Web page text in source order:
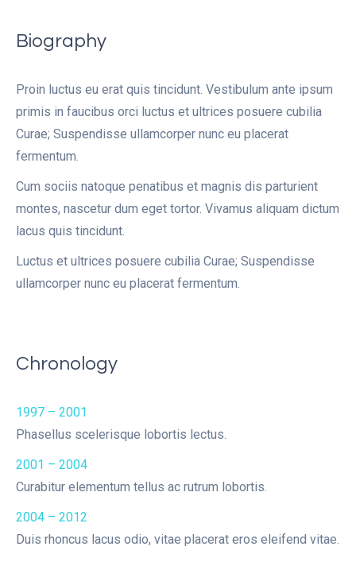
Biography
Proin luctus eu erat quis tincidunt. Vestibulum ante ipsum
primis in faucibus orci luctus et ultrices posuere cubilia
Curae; Suspendisse ullamcorper nunc eu placerat
fermentum.
Cum sociis natoque penatibus et magnis dis parturient
montes, nascetur dum eget tortor. Vivamus aliquam dictum
lacus quis tincidunt.
Luctus et ultrices posuere cubilia Curae; Suspendisse
ullamcorper nunc eu placerat fermentum.
Chronology
1997 – 2001
Phasellus scelerisque lobortis lectus.
2001 – 2004
Curabitur elementum tellus ac rutrum lobortis.
2004 – 2012
Duis rhoncus lacus odio, vitae placerat eros eleifend vitae.